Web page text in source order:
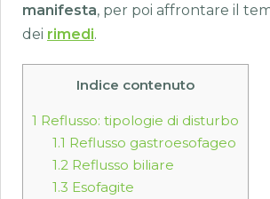
manifesta, per poi affrontare il
dei rimedi.
Indice contenuto
1 Reflusso: tipologie di disturbo
1.1 Reflusso gastroesofageo
1.2Reflusso biliare
1.3 Esofagite